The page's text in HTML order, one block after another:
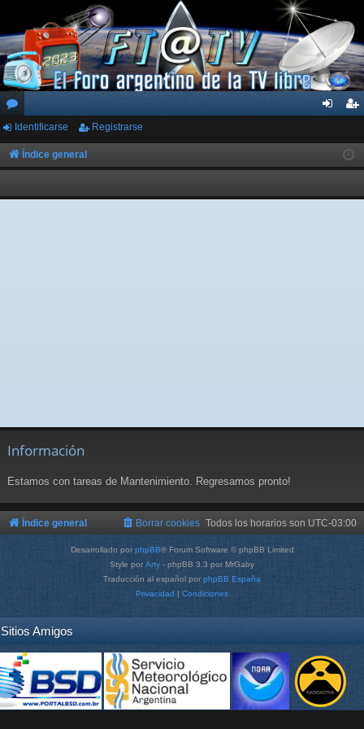
or
os
ar
ist
rs
Identificarse Registrarse
Índice general
Información
Estamos con tareas de Mantenimiento. Regresamos pronto!
Índice general Todos los horarios son UTC-03:00
Borrar cookies
Desarrollado por phpBB® Forum Software © phpBB Limited
Style por Arty - phpBB 3.3 por MrGaby
Traducción al español por phpBB España
Privacidad | Condiciones
Sitios Amigos